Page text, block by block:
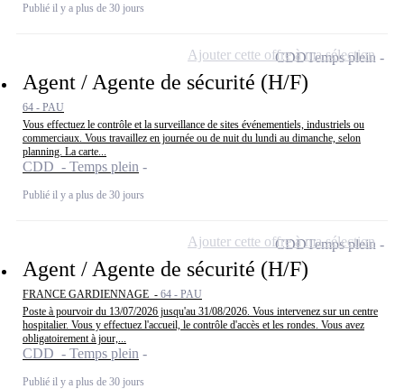
Publié il y a plus de 30 jours
Agent / Agente de sécurité (H/F)
64 - PAU
Vous effectuez le contrôle et la surveillance de sites événementiels, industriels ou
commerciaux. Vous travaillez en journée ou de nuit du lundi au dimanche, selon
planning. La carte...
CDD - Temps plein
Publié il y a plus de 30 jours
CDDTemps plein
Ajouter cette offre à ma sélection
Agent / Agente de sécurité (H/F)
FRANCE GARDIENNAGE - 64 - PAU
Poste à pourvoir du 13/07/2026 jusqu'au 31/08/2026. Vous intervenez sur un centre
hospitalier. Vous y effectuez l'accueil, le contrôle d'accès et les rondes. Vous avez
obligatoirement à jour,...
CDD - Temps plein
Publié il y a plus de 30 jours
CDDTemps plein
Ajouter cette offre à ma sélection